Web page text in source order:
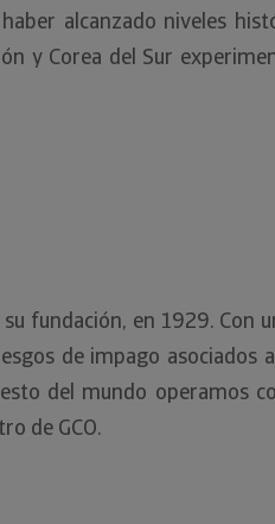
alcanzado niveles
y Corea del Sur
fundación, en 1929. Con
de impago asociados
del mundo operamos
de GCO.